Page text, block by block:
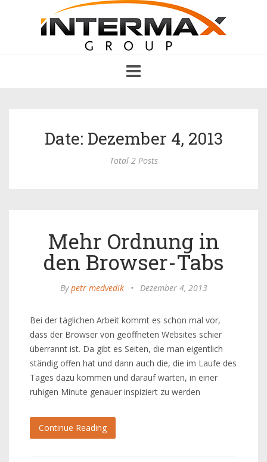
navigation
Date: Dezember 4, 2013
Total 2 Posts
Mehr Ordnung in
den Browser-Tabs
Bypetr medvedik • Dezember 4, 2013
Bei der täglichen Arbeit kommt es schon mal vor,
dass der Browser von geöffneten Websites schier
überrannt ist. Da gibt es Seiten, die man eigentlich
ständig offen hat und dann auch die, die im Laufe des
Tages dazu kommen und darauf warten, in einer
ruhigen Minute genauer inspiziert zu werden
Continue Reading